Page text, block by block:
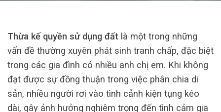
Thừa kế quyền sử dụng đất là một trong những
vấn đề thường xuyên phát sinh tranh chấp, đặc biệt
trong các gia đình có nhiều anh chị em. Khi không
đạt được sự đồng thuận trong việc phân chia di
sản, nhiều người rơi vào tình cảnh kiện tụng kéo
dài, gây ảnh hưởng nghiêm trọng đến tình cảm gia